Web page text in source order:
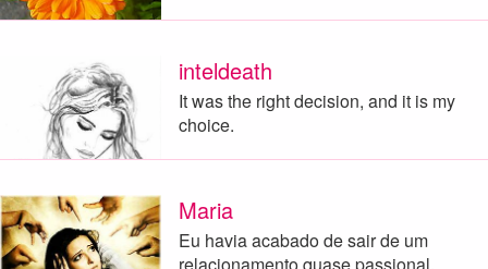
inteldeath
It was the right decision, and it is my
choice.
Maria
Eu havia acabado de sair de um